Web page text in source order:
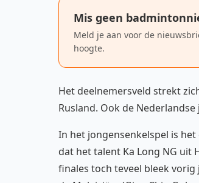
Mis geen
Meld je aan voor de
hoogte.
Het deelnemersveld strekt
Rusland. Ook de
In het jongensenkelspel is
dat het talent Ka Long NG uit
finales toch teveel bleek